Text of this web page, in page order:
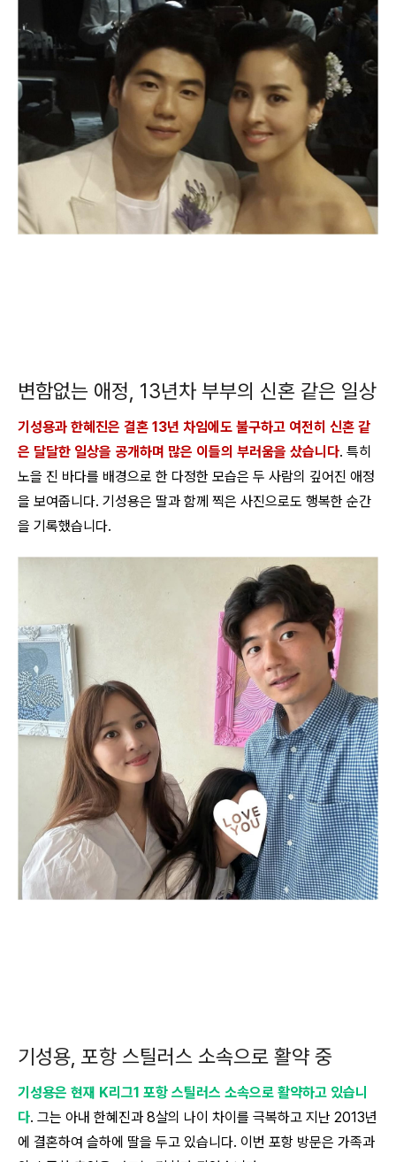
변함없는 애정, 13년차 부부의 신혼 같은 일상
기성용과 한혜진은 결혼 13년 차임에도 불구하고 여전히 신혼 같
은 달달한 일상을 공개하며 많은 이들의 부러움을 샀습니다. 특히
노을 진 바다를 배경으로 한 다정한 모습은 두 사람의 깊어진 애정
을 보여줍니다. 기성용은 딸과 함께 찍은 사진으로도 행복한 순간
을 기록했습니다.
기성용, 포항 스틸러스 소속으로 활약 중
기성용은 현재 K리그1 포항 스틸러스 소속으로 활약하고 있습니
다. 그는 아내 한혜진과 8살의 나이 차이를 극복하고 지난 2013년
에 결혼하여 슬하에 딸을 두고 있습니다. 이번 포항 방문은 가족과